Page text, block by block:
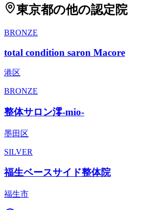
東京都の他の認定院
BRONZE
total condition saron Macore
港区
BRONZE
整体サロン澪-mio-
墨田区
SILVER
福生ベースサイド整体院
福生市